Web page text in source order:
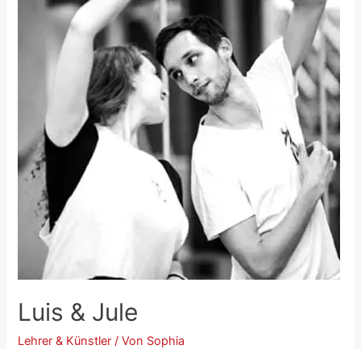
Luis & Jule
Lehrer & Künstler / Von Sophia